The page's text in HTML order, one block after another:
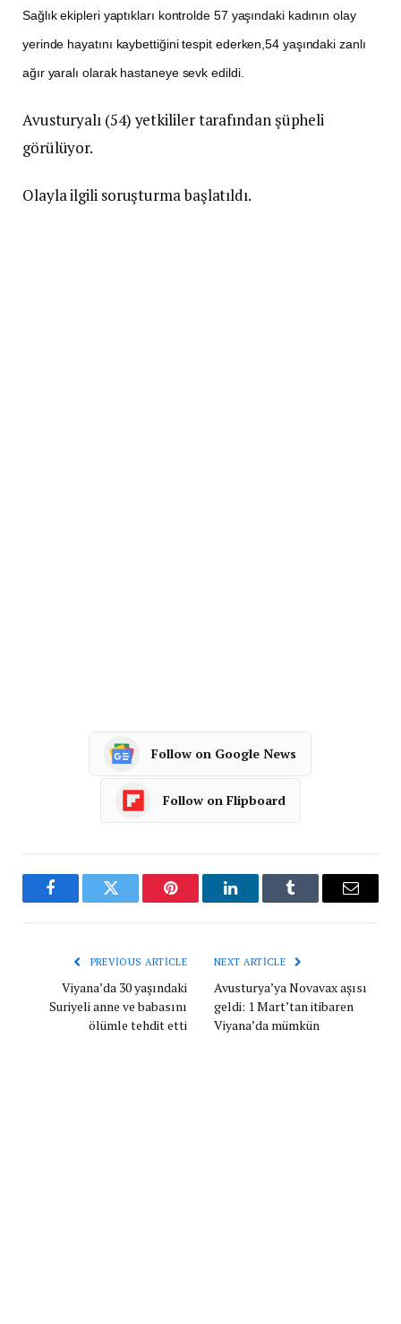
Sağlık ekipleri yaptıkları kontrolde 57 yaşındaki kadının olay
yerinde hayatını kaybettiğini tespit ederken,54 yaşındaki zanlı
ağır yaralı olarak hastaneye sevk edildi.
Avusturyalı (54) yetkililer tarafından şüpheli
görülüyor.
Olayla ilgili soruşturma başlatıldı.
Follow on Google News
Follow on Flipboard
FacebookTwitter Pinterest LinkedInTumblr Email
PREVIOUS ARTICLE
Viyana’da 30 yaşındaki
Suriyeli anne ve babasını
ölümle tehdit etti
NEXT ARTICLE
Avusturya’ya Novavax aşısı
geldi: 1 Mart’tan itibaren
Viyana’da mümkün